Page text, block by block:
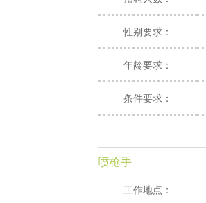
性别要求：
年龄要求：
条件要求：
喷枪手
工作地点：